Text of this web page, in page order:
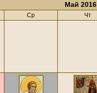
Май 2016
Ср Чт